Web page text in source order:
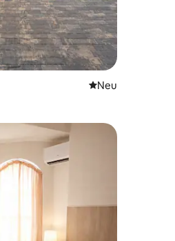
Neue Unterkunft
Neu